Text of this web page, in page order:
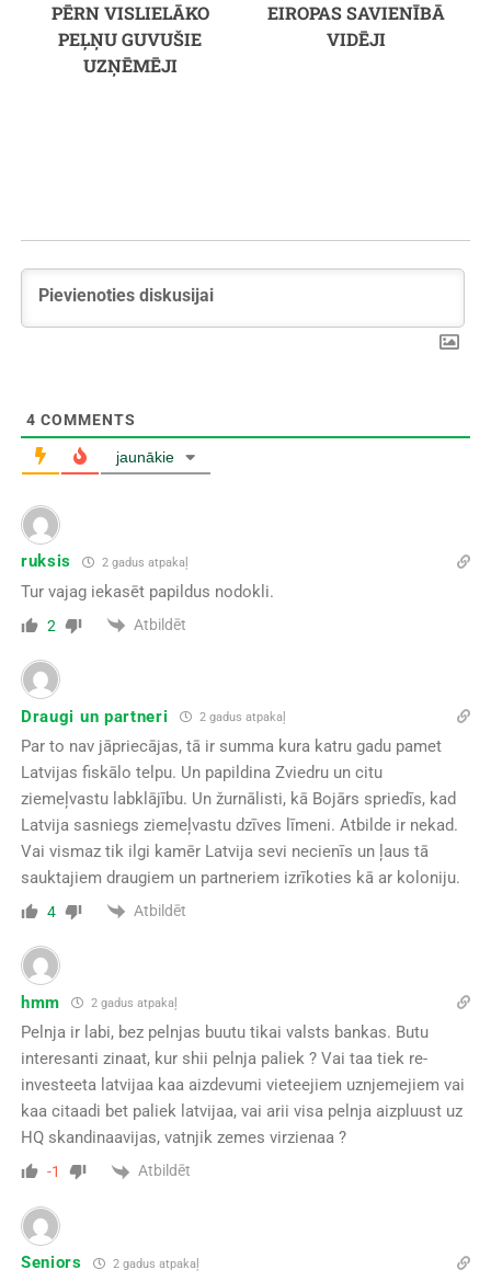
PĒRN VISLIELĀKO
PEĻŅU GUVUŠIE
UZŅĒMĒJI
EIROPAS SAVIENĪBĀ
VIDĒJI
4 COMMENTS
jaunākie
ruksis 2 gadus atpakaļ
Tur vajag iekasēt papildus nodokli.
2 Atbildēt
Draugi un partneri 2 gadus atpakaļ
Par to nav jāpriecājas, tā ir summa kura katru gadu pamet
Latvijas fiskālo telpu. Un papildina Zviedru un citu
ziemeļvastu labklājību. Un žurnālisti, kā Bojārs spriedīs, kad
Latvija sasniegs ziemeļvastu dzīves līmeni. Atbilde ir nekad.
Vai vismaz tik ilgi kamēr Latvija sevi necienīs un ļaus tā
sauktajiem draugiem un partneriem izrīkoties kā ar koloniju.
4 Atbildēt
hmm 2 gadus atpakaļ
Pelnja ir labi, bez pelnjas buutu tikai valsts bankas. Butu
interesanti zinaat, kur shii pelnja paliek ? Vai taa tiek re-
investeeta latvijaa kaa aizdevumi vieteejiem uznjemejiem vai
kaa citaadi bet paliek latvijaa, vai arii visa pelnja aizpluust uz
HQ skandinaavijas, vatnjik zemes virzienaa ?
-1 Atbildēt
Seniors 2 gadus atpakaļ